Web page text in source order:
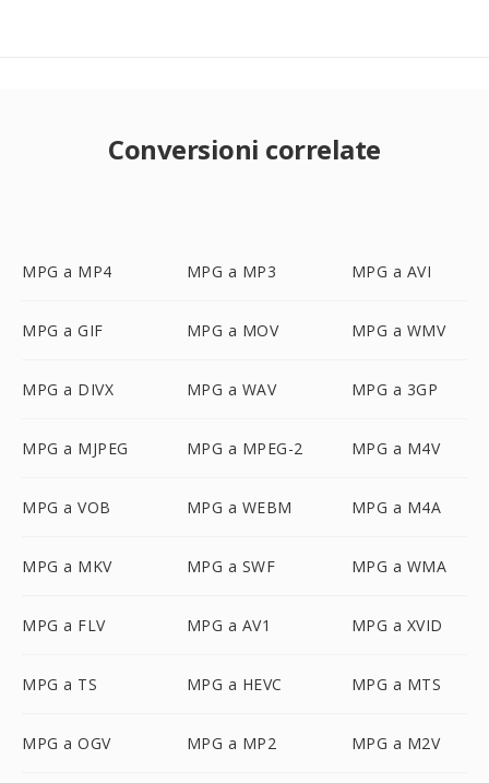
Conversioni correlate
MPG a MP4 MPG a MP3 MPG a AVI
MPG a GIF MPG a MOV MPG a WMV
MPG a DIVX MPG a WAV MPG a 3GP
MPG a MJPEG MPG a MPEG-2 MPG a M4V
MPG a VOB MPG a WEBM MPG a M4A
MPG a MKV MPG a SWF MPG a WMA
MPG a FLV MPG a AV1 MPG a XVID
MPG a TS MPG a HEVC MPG a MTS
MPG a OGV MPG a MP2 MPG a M2V